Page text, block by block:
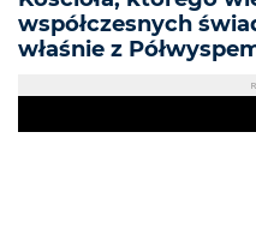
współczesnych
właśnie z